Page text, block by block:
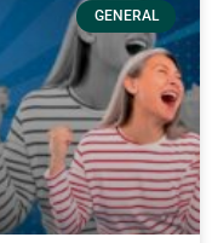
GENERAL